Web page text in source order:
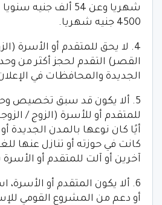
شهريا وعن 54 ألف
4500 جنيه شهريا.
4. لا يحق للمتقدم أو الأسرة
القصر) التقدم لحجز أكثر من
الجديدة والمحافظات في
5. ألا يكون قد سبق تخصيص
للمتقدم أو للأسرة (الزوج /
أيًا كان نوعها بالمدن الجديدة
كانت في حوزته أو تنازل عنها
آخرين أو آلت للمتقدم أو الأسرة
6. ألا يكون المتقدم أو
أو دعم من المشروع القومي